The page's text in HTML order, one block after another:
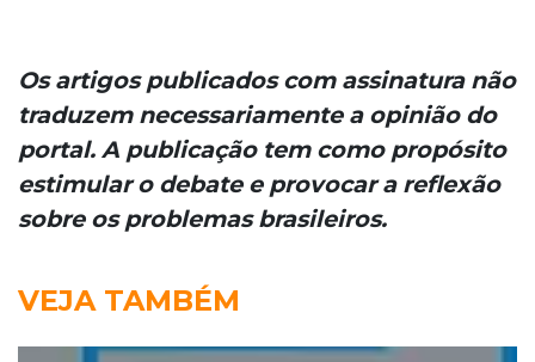
Os artigos publicados com assinatura não
traduzem necessariamente a opinião do
portal. A publicação tem como propósito
estimular o debate e provocar a reflexão
sobre os problemas brasileiros.
VEJA TAMBÉM